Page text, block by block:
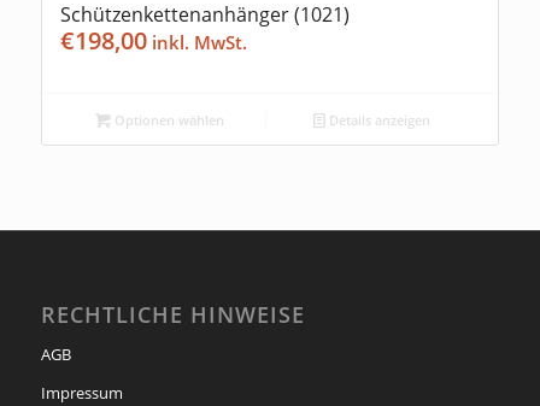
Schützenkettenanhänger (1021)
€198,00
Optionen wählen Details anzeigen
RECHTLICHE HINWEISE
AGB
Impressum